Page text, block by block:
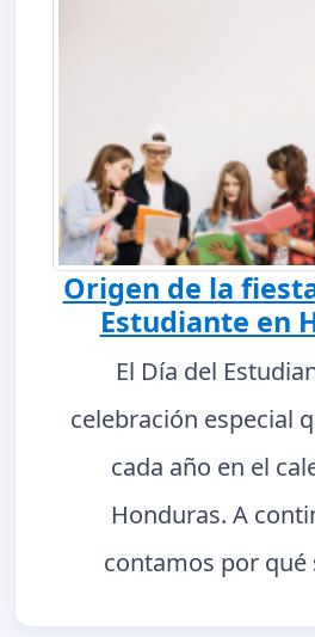
Origen de la
Estudiante en
El Día del
celebración especial
cada año en el
Honduras. A
contamos por qué